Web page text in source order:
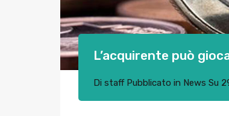
L’acquirente può
Di staffPubblicato in News Su